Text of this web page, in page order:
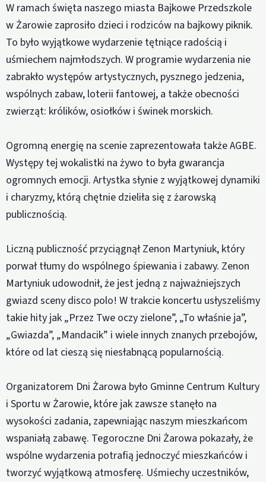
W ramach święta naszego miasta Bajkowe Przedszkole
w Żarowie zaprosiło dzieci i rodziców na bajkowy piknik.
To było wyjątkowe wydarzenie tętniące radością i
uśmiechem najmłodszych. W programie wydarzenia nie
zabrakło występów artystycznych, pysznego jedzenia,
wspólnych zabaw, loterii fantowej, a także obecności
zwierząt: królików, osiołków i świnek morskich.
Ogromną energię na scenie zaprezentowała także AGBE.
Występy tej wokalistki na żywo to była gwarancja
ogromnych emocji. Artystka słynie z wyjątkowej dynamiki
i charyzmy, którą chętnie dzieliła się z żarowską
publicznością.
Liczną publiczność przyciągnął Zenon Martyniuk, który
porwał tłumy do wspólnego śpiewania i zabawy. Zenon
Martyniuk udowodnił, że jest jedną z najważniejszych
gwiazd sceny disco polo! W trakcie koncertu usłyszeliśmy
takie hity jak „Przez Twe oczy zielone”, „To właśnie ja”,
„Gwiazda”, „Mandacik” i wiele innych znanych przebojów,
które od lat cieszą się niesłabnącą popularnością.
Organizatorem Dni Żarowa było Gminne Centrum Kultury
i Sportu w Żarowie, które jak zawsze stanęło na
wysokości zadania, zapewniając naszym mieszkańcom
wspaniałą zabawę. Tegoroczne Dni Żarowa pokazały, że
wspólne wydarzenia potrafią jednoczyć mieszkańców i
tworzyć wyjątkową atmosferę. Uśmiechy uczestników,